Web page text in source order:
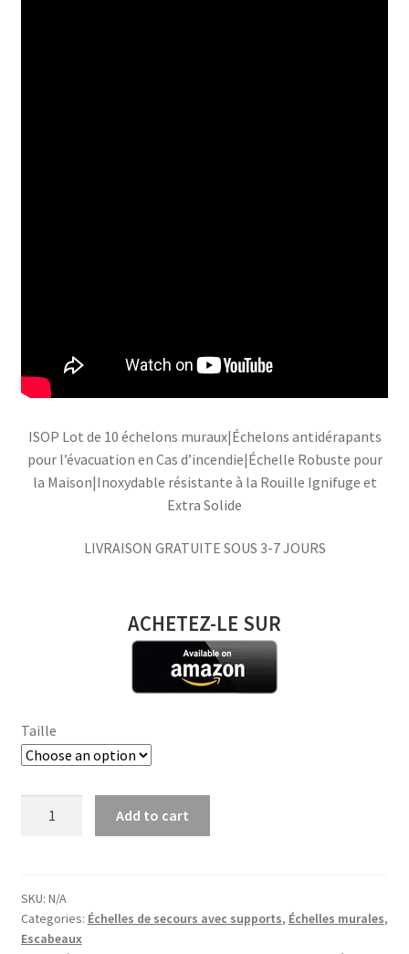
ISOP Lot de 10 échelons muraux|Échelons antidérapants
pour l’évacuation en Cas d’incendie|Échelle Robuste pour
la Maison|Inoxydable résistante à la Rouille Ignifuge et
Extra Solide
LIVRAISON GRATUITE SOUS 3-7 JOURS
ACHETEZ-LE SUR
Taille
échelons
muraux
quantity
Add to cart
SKU: N/A
Categories: Échelles de secours avec supports, Échelles murales,
Escabeaux